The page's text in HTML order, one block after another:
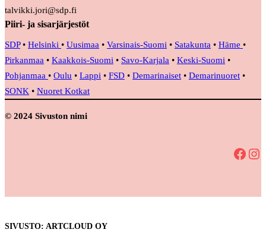
talvikki.jori@sdp.fi
Piiri- ja sisarjärjestöt
SDP• Helsinki • Uusimaa • Varsinais-Suomi • Satakunta • Häme •
Pirkanmaa • Kaakkois-Suomi • Savo-Karjala • Keski-Suomi •
Pohjanmaa • Oulu • Lappi • FSD • Demarinaiset • Demarinuoret •
SONK • Nuoret Kotkat
© 2024 Sivuston nimi
Facebook Instagram
SIVUSTO: ARTCLOUD OY